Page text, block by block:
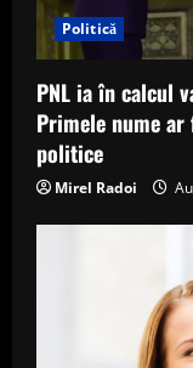
Politică
PNL ia în calcul
Primele nume
politice
Mirel Radoi